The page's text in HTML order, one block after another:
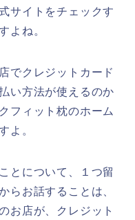
サイトをチェックす
よね。
でクレジットカード
い方法が使えるのか
フィット枕のホーム
よ。
とについて、１つ留
らお話することは、
お店が、クレジット